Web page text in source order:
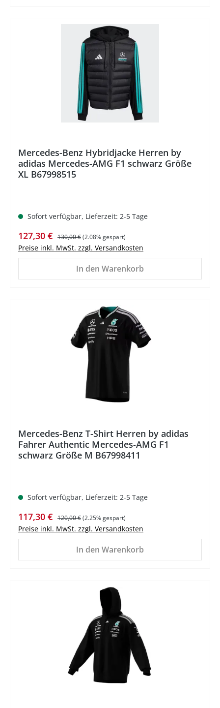
Mercedes-Benz Hybridjacke Herren by
adidas Mercedes-AMG F1 schwarz Größe
XL B67998515
Sofort verfügbar, Lieferzeit: 2-5 Tage
Verkaufspreis:
127,30 € Regulärer Preis:
130,00 €(2.08% gespart)
Preise inkl. MwSt. zzgl. Versandkosten
In den Warenkorb
Mercedes-Benz T-Shirt Herren by adidas
Fahrer Authentic Mercedes-AMG F1
schwarz Größe M B67998411
Sofort verfügbar, Lieferzeit: 2-5 Tage
Verkaufspreis:
117,30 € Regulärer Preis:
120,00 €(2.25% gespart)
Preise inkl. MwSt. zzgl. Versandkosten
In den Warenkorb